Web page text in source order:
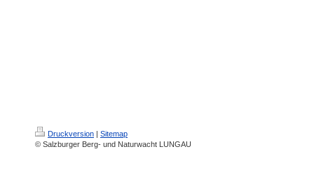
Druckversion | Sitemap
© Salzburger Berg- und Naturwacht LUNGAU